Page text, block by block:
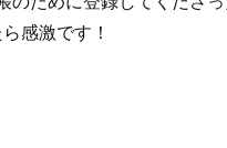
感激です！